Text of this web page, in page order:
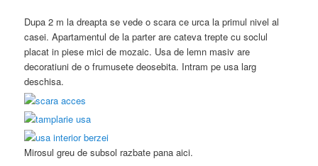
Dupa 2 m la dreapta se vede o scara ce urca la primul nivel al
casei. Apartamentul de la parter are cateva trepte cu soclul
placat in piese mici de mozaic. Usa de lemn masiv are
decoratiuni de o frumusete deosebita. Intram pe usa larg
deschisa.
Mirosul greu de subsol razbate pana aici.